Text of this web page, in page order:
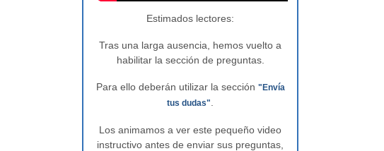
Estimados lectores:
Tras una larga ausencia, hemos vuelto a
habilitar la sección de preguntas.
Para ello deberán utilizar la sección "Envía
tus dudas"
Los animamos a ver este pequeño video
instructivo antes de enviar sus preguntas,